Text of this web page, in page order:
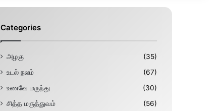
Categories
அழகு
(35)
உடல் நலம்
(67)
உணவே மருந்து
(30)
சித்த மருத்துவம்
(56)